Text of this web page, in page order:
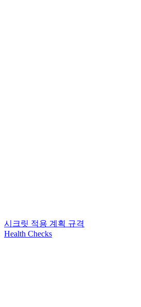
시크릿 적용 계획 규격
Health Checks